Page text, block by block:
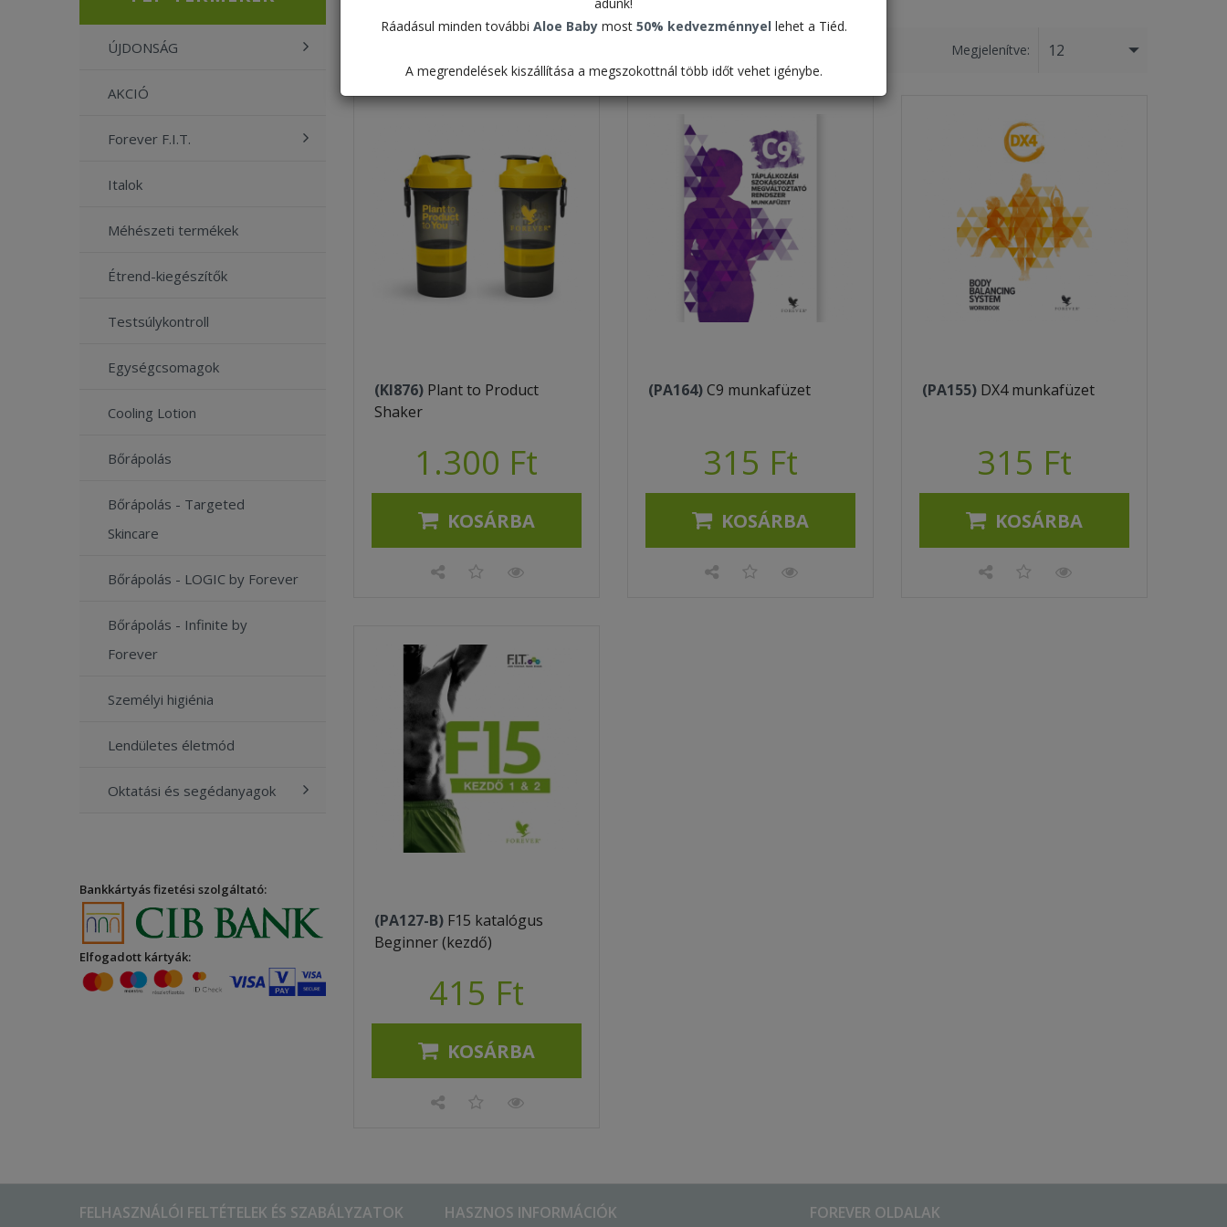
Ráadásul minden további Aloe Babymost 50% kedvezménnyel lehet a Tiéd.
A megrendelések kiszállítása a megszokottnál több időt vehet igénybe.
ÚJDONSÁG
AKCIÓ
Forever F.I.T.
Italok
Méhészeti termékek
Étrend-kiegészítők
Testsúlykontroll
Egységcsomagok
Cooling Lotion
Bőrápolás
Bőrápolás - Targeted
Skincare
Bőrápolás - LOGIC by Forever
Bőrápolás - Infinite by
Forever
Személyi higiénia
Lendületes életmód
Oktatási és segédanyagok
Bankkártyás fizetési szolgáltató:
Elfogadott kártyák:
Megjelenítve: 12
(KI876) Plant to Product
Shaker
1.300 Ft
KOSÁRBA
(PA164)C9 munkafüzet
315 Ft
KOSÁRBA
(PA155) DX4 munkafüzet
315 Ft
KOSÁRBA
(PA127-B) F15 katalógus
Beginner (kezdő)
415 Ft
KOSÁRBA
FELHASZNÁLÓI FELTÉTELEK ÉS SZABÁLYZATOK HASZNOS INFORMÁCIÓK FOREVER OLDALAK